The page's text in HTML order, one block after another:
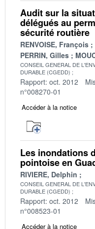
Audit sur la
délégués au
sécurité routière
RENVOISE, François
PERRIN, Gilles
CONSEIL GENERAL DE
DURABLE (CGEDD)
Rapport: oct. 2012
n°008270-01
Accéder à la notice
Les inondations
pointoise en
RIVIERE, Delphin
CONSEIL GENERAL DE
DURABLE (CGEDD)
Rapport: oct. 2012
n°008523-01
Accéder à la notice